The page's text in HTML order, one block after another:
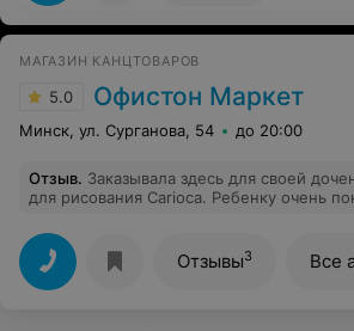
выбор. Заказ никогда не разочаровывает
все в точности, как и на картинке.
МАГАЗИН КАНЦТОВАРОВ
5.0 Офистон Маркет
Минск, ул. Сурганова, 54 до 20:00
Отзыв. Заказывала здесь для своей доченьки
для рисования Carioca. Ребенку очень
- вежливый курьер и продавец. Рекомендую всем
родителям!))
Отзывы3 Все